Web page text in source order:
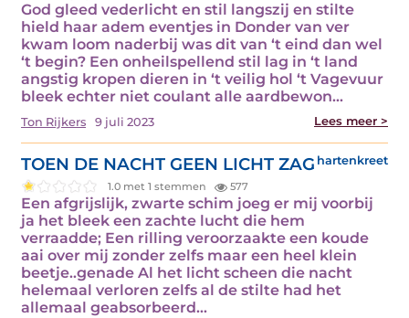
God gleed vederlicht en stil langszij en stilte
hield haar adem eventjes in Donder van ver
kwam loom naderbij was dit van ‘t eind dan wel
‘t begin? Een onheilspellend stil lag in ‘t land
angstig kropen dieren in ‘t veilig hol ‘t Vagevuur
bleek echter niet coulant alle aardbewon...
Ton Rijkers 9 juli 2023 Lees meer >
TOEN DE NACHT GEEN LICHT ZAG hartenkreet
1.0 met 1 stemmen 577
Een afgrijslijk, zwarte schim joeg er mij voorbij
ja het bleek een zachte lucht die hem
verraadde; Een rilling veroorzaakte een koude
aai over mij zonder zelfs maar een heel klein
beetje..genade Al het licht scheen die nacht
helemaal verloren zelfs al de stilte had het
allemaal geabsorbeerd...